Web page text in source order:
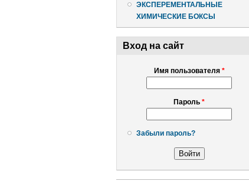
ЭКСПЕРЕМЕНТАЛЬНЫЕ
ХИМИЧЕСКИЕ БОКСЫ
Вход на сайт
Имя пользователя *
Пароль *
Забыли пароль?